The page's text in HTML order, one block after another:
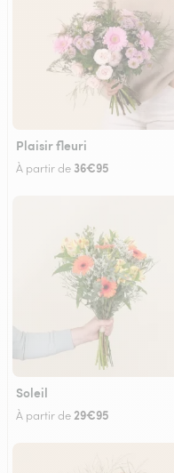
Plaisir fleuri
À partir de 36€95
Soleil
À partir de29€95